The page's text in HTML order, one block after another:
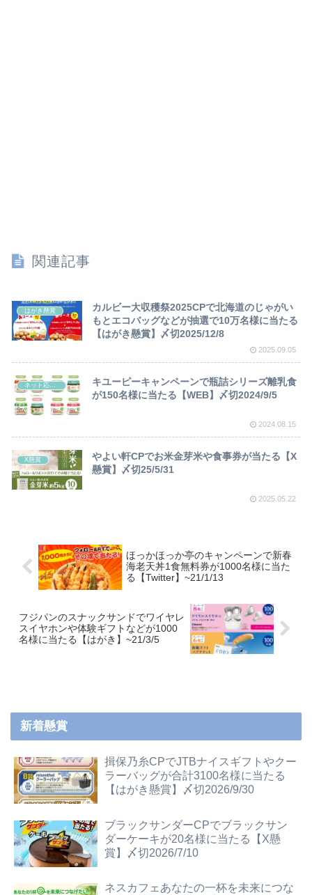
関連記事
はがき懸賞
カルビー大収穫祭2025CPで北海道のじゃがい
もとエコバッグなどが抽選で10万名様に当たる
【はがき懸賞】〆切2025/12/8
2025.09.05
キユーピーキャンペーンで瓶詰シリーズ離乳食
が150名様に当たる【WEB】〆切2024/9/5
2024.08.15
X懸賞
やよい軒CPでお米金芽米や食事券が当たる【X
懸賞】〆切25/5/31
2025.05.22
ほっかほっか亭のキャンペーンで新春
海老天丼1食無料券が1000名様に当た
る【Twitter】~21/1/13
フジパンのスナックサンドでワイヤレ
スイヤホンや体験ギフトなどが1000
名様に当たる【はがき】~21/3/5
新着懸賞
揖保乃糸CPでJTBナイスギフトやクー
ラーバッグが合計3100名様に当たる
【はがき懸賞】〆切2026/9/30
ブラックサンダーCPでブラックサン
ダーケーキが20名様に当たる【X懸
賞】〆切2026/7/10
ネスカフェあなたの一杯を未来につな